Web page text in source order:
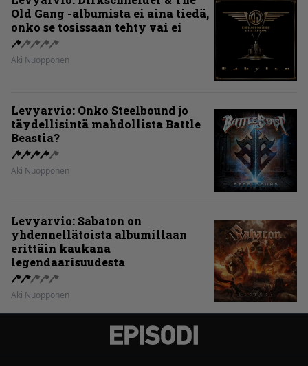
Old Gang -albumista ei aina tiedä,
onko se tosissaan tehty vai ei
Aki Nuopponen
Levyarvio: Onko Steelbound jo
täydellisintä mahdollista Battle
Beastia?
Aki Nuopponen
Levyarvio: Sabaton on
yhdennellätoista albumillaan
erittäin kaukana
legendaarisuudesta
Aki Nuopponen